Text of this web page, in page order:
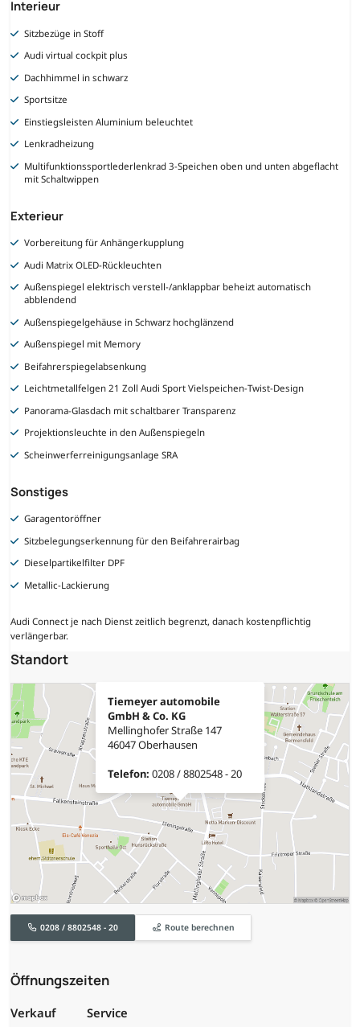
Interieur
Sitzbezüge in Stoff
Audi virtual cockpit plus
Dachhimmel in schwarz
Sportsitze
Einstiegsleisten Aluminium beleuchtet
Lenkradheizung
Multifunktionssportlederlenkrad 3-Speichen oben und unten abgeflacht
mit Schaltwippen
Exterieur
Vorbereitung für Anhängerkupplung
Audi Matrix OLED-Rückleuchten
Außenspiegel elektrisch verstell-/anklappbar beheizt automatisch
abblendend
Außenspiegelgehäuse in Schwarz hochglänzend
Außenspiegel mit Memory
Beifahrerspiegelabsenkung
Leichtmetallfelgen 21 Zoll Audi Sport Vielspeichen-Twist-Design
Panorama-Glasdach mit schaltbarer Transparenz
Projektionsleuchte in den Außenspiegeln
Scheinwerferreinigungsanlage SRA
Sonstiges
Garagentoröffner
Sitzbelegungserkennung für den Beifahrerairbag
Dieselpartikelfilter DPF
Metallic-Lackierung
Audi Connect je nach Dienst zeitlich begrenzt, danach kostenpflichtig
verlängerbar.
Standort
Tiemeyer automobile
GmbH & Co. KG
Mellinghofer Straße 147
46047 Oberhausen
Telefon: 0208 / 8802548 - 20
0208 / 8802548 - 20 Route berechnen
Öffnungszeiten
Verkauf Service